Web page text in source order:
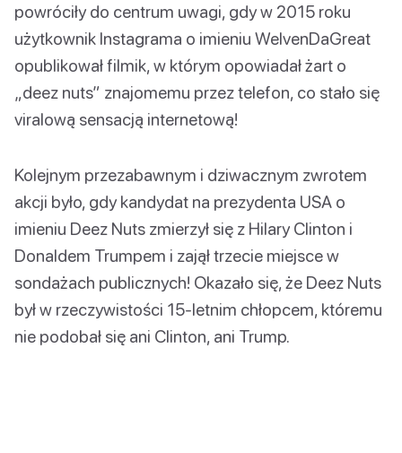
powróciły do centrum uwagi, gdy w 2015 roku
użytkownik Instagrama o imieniu WelvenDaGreat
opublikował filmik, w którym opowiadał żart o
„deez nuts” znajomemu przez telefon, co stało się
viralową sensacją internetową!
Kolejnym przezabawnym i dziwacznym zwrotem
akcji było, gdy kandydat na prezydenta USA o
imieniu Deez Nuts zmierzył się z Hilary Clinton i
Donaldem Trumpem i zajął trzecie miejsce w
sondażach publicznych! Okazało się, że Deez Nuts
był w rzeczywistości 15-letnim chłopcem, któremu
nie podobał się ani Clinton, ani Trump.